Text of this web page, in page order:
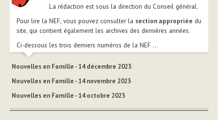
La rédaction est sous la direction du Conseil général.
Pour lire la NEF, vous pouvez consulter la section appropriée du
site, qui contient également les archives des dernières années.
Ci-dessous les trois derniers numéros de la NEF ...
Nouvelles en Famille - 14 décembre 2023
Nouvelles en Famille - 14 novembre 2023
Nouvelles en Famille - 14 octobre 2023